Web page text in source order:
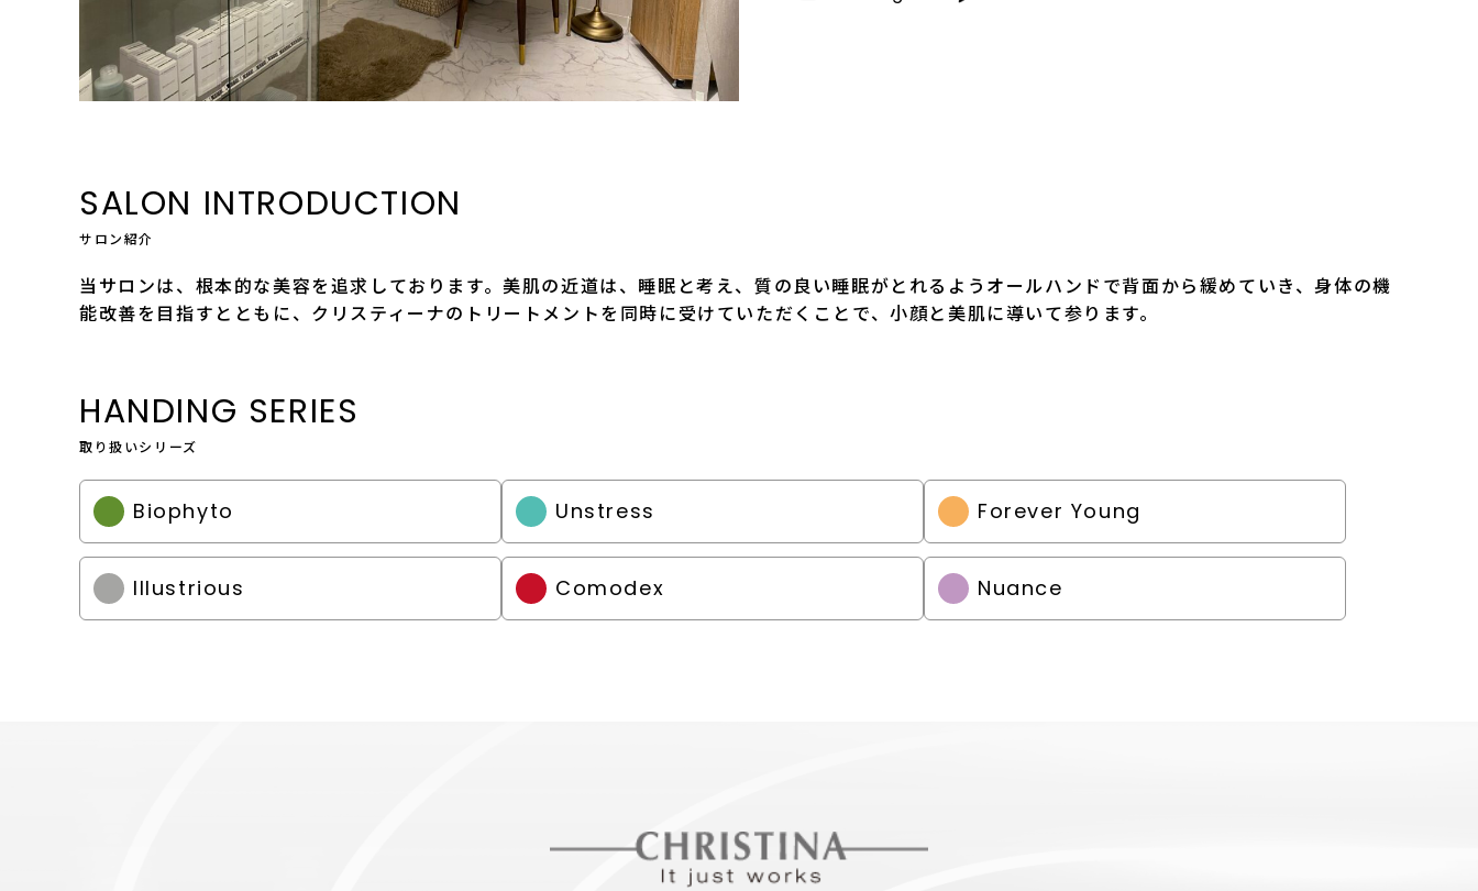
SALON INTRODUCTION
サロン紹介
当サロンは、根本的な美容を追求しております。美肌の近道は、睡眠と考え、質の良い睡眠がとれるようオールハンドで背面から緩めていき、身体の機
能改善を目指すとともに、クリスティーナのトリートメントを同時に受けていただくことで、小顔と美肌に導いて参ります。
HANDING SERIES
取り扱いシリーズ
Biophyto Unstress Forever Young
Illustrious Comodex Nuance